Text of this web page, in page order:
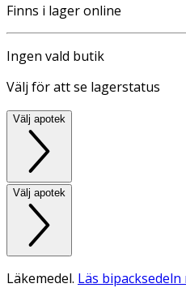
Finns i lager online
Ingen vald butik
Välj för att se lagerstatus
Välj apotek
Välj apotek
Läkemedel. Läs